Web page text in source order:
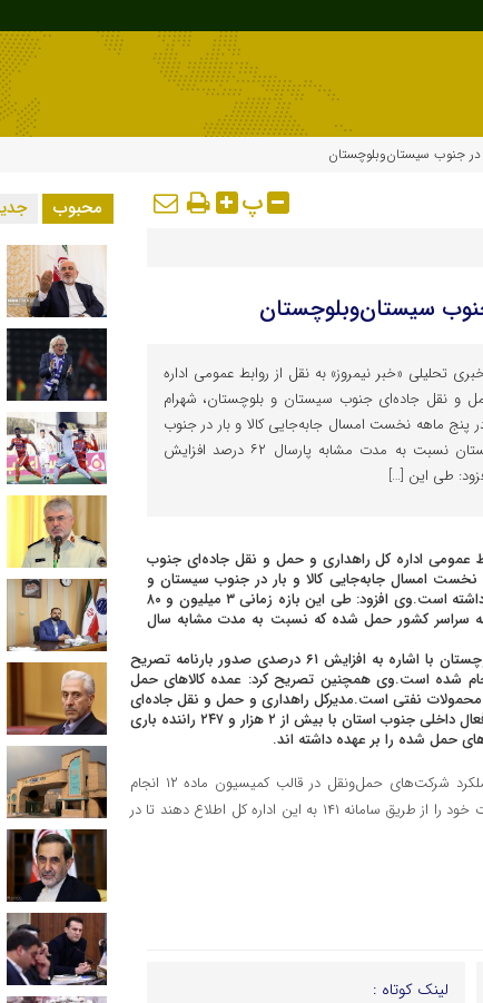
در جنوب سیستان‌وبلوچستان
پ
سیستان‌وبلوچستان
تحلیلی «خبر نیمروز» به نقل از روابط عمومی اداره
و نقل جاده‌ای جنوب سیستان و بلوچستان، شهرام
پنج ماهه نخست امسال جابه‌جایی کالا و بار در جنوب
سیستان و بلوچستان نسبت به مدت مشابه پارسال ۶۲ درصد افزایش
طی این […]
عمومی اداره کل راهداری و حمل و نقل جاده‌ای جنوب
نخست امسال جابه‌جایی کالا و بار در جنوب سیستان و
بلوچستان نسبت به مدت مشابه پارسال ۶۲ درصد افزایش داشته است.وی افزود: طی این بازه زمانی ۳ میلیون و ۸۰
به سراسر کشور حمل شده که نسبت به مدت مشابه سال
مدیرکل راهداری و ۳حمل و نقل جاده‌ای جنوب سیستان و بلوچستان با اشاره به افزایش ۶۱ درصدی صدور بارنامه تصریح
میزان کالا در قالب ۱۷۱ هزار و ۸۰۹ سفر انجام شده است.وی همچنین تصریح کرد: عمده کالاهای حمل
محمولات نفتی است.مدیرکل راهداری و حمل و نقل جاده‌ای
جنوب سیستان و بلوچستان تاکید کرد: ۱۰۷ شرکت حمل و نقل فعال داخلی جنوب استان با بیش از ۲ هزار و ۲۴۷ راننده باری
وی در پایان خاطرنشان کرد: با بیان اینکه نظارت ویژه‌ای بر عملکرد شرکت‌های حمل‌ونقل در قالب کمیسیون ماده ۱۲ انجام
می‌شود، از مردم، رانندگان و صاحبان کالا خواست هرگونه شکایات خود را از طریق سامانه ۱۴۱ به این اداره کل اطلاع دهند تا در
لینک کوتاه :
محبوب